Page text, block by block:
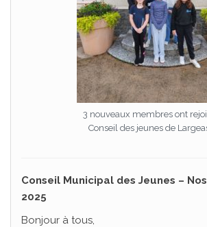
3 nouveaux membres ont
Conseil des jeunes de
Conseil Municipal des Jeunes –
2025
Bonjour à tous,